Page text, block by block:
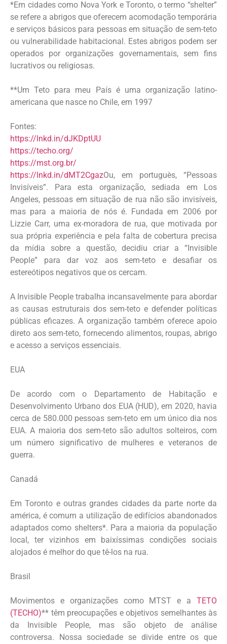
*Em cidades como Nova York e Toronto, o termo “shelter”
se refere a abrigos que oferecem acomodação temporária
e serviços básicos para pessoas em situação de sem-teto
ou vulnerabilidade habitacional. Estes abrigos podem ser
operados por organizações governamentais, sem fins
lucrativos ou religiosas.
**Um Teto para meu País é uma organização latino-
americana que nasce no Chile, em 1997
Fontes:
https://lnkd.in/dJKDptUU
https://techo.org/
https://mst.org.br/
https://lnkd.in/dMT2CgazOu, em portuguès, “Pessoas
Invisíveis”. Para esta organização, sediada em Los
Angeles, pessoas em situação de rua não são invisíveis,
mas para a maioria de nós é. Fundada em 2006 por
Lizzie Carr, uma ex-moradora de rua, que motivada por
sua própria experiência e pela falta de cobertura precisa
da mídia sobre a questão, decidiu criar a “Invisible
People” para dar voz aos sem-teto e desafiar os
estereótipos negativos que os cercam.
A Invisible People trabalha incansavelmente para abordar
as causas estruturais dos sem-teto e defender políticas
públicas eficazes. A organização também oferece apoio
direto aos sem-teto, fornecendo alimentos, roupas, abrigo
e acesso a serviços essenciais.
EUA
De acordo com o Departamento de Habitação e
Desenvolvimento Urbano dos EUA (HUD), em 2020, havia
cerca de 580.000 pessoas sem-teto em um único dia nos
EUA. A maioria dos sem-teto são adultos solteiros, com
um número significativo de mulheres e veteranos de
guerra.
Canadá
Em Toronto e outras grandes cidades da parte norte da
américa, é comum a utilização de edifícios abandonados
adaptados como shelters*. Para a maioria da população
local, ter vizinhos em baixíssimas condições sociais
alojados é melhor do que tê-los na rua.
Brasil
Movimentos e organizações como MTST e a TETO
(TECHO)** têm preocupações e objetivos semelhantes às
da Invisible People, mas são objeto de análise
controversa. Nossa sociedade se divide entre os que